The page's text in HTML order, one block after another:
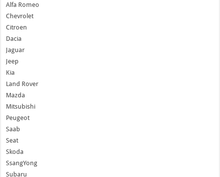
Alfa Romeo
Chevrolet
Citroen
Dacia
Jaguar
Jeep
Kia
Land Rover
Mazda
Mitsubishi
Peugeot
Saab
Seat
Skoda
SsangYong
Subaru